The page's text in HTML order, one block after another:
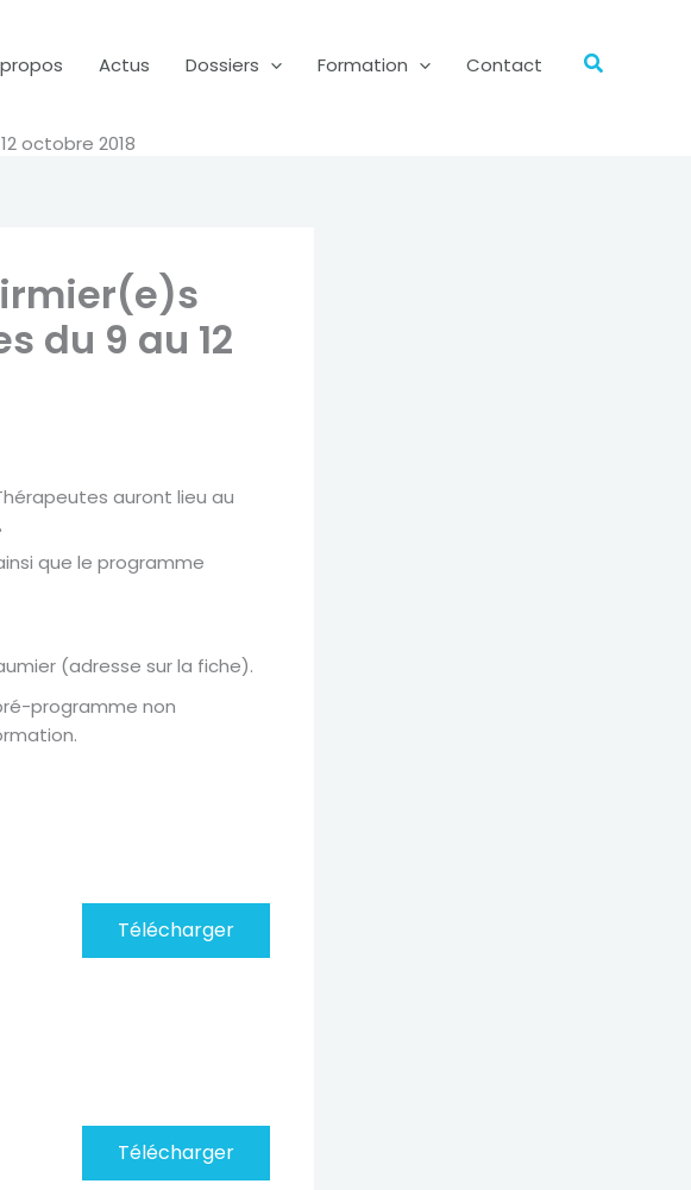
Actus Dossiers Formation Contact
octobre 2018
du 9 au 12
auront lieu au
que le programme
(adresse sur la fiche).
programme non
Télécharger
Télécharger